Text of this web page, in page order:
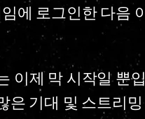
임에 로그인한 다음
이제 막 시작일 뿐
은 기대 및 스트리